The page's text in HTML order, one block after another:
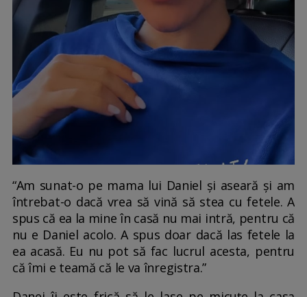
“Am sunat-o pe mama lui Daniel și aseară și am
întrebat-o dacă vrea să vină să stea cu fetele. A
spus că ea la mine în casă nu mai intră, pentru că
nu e Daniel acolo. A spus doar dacă las fetele la
ea acasă. Eu nu pot să fac lucrul acesta, pentru
că îmi e teamă că le va înregistra.”